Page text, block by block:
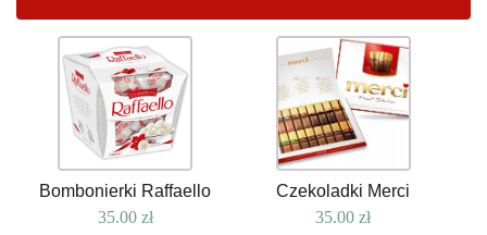
Bombonierki Raffaello
35.00 zł
Czekoladki Merci
35.00zł